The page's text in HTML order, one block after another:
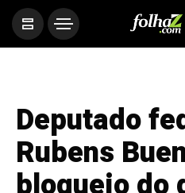
Deputado
Rubens